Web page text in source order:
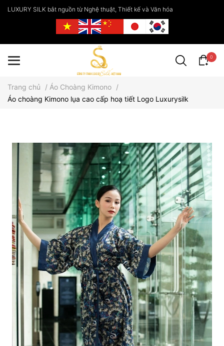
LUXURY SILK bắt nguồn từ Nghệ thuật, Thiết kế và Văn hóa
0
Trang chủ / Áo Choàng Kimono /
Áo choàng Kimono lụa cao cấp hoạ tiết Logo Luxurysilk